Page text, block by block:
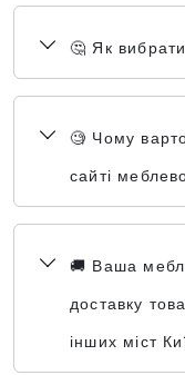
🤔 Як
🧐 Чому
сайті
🚚 Ваша
доставку
інших міст